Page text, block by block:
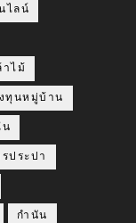
ไลน์
าไม้
ทุนหมู่บ้าน
น
รประปา
กำนัน